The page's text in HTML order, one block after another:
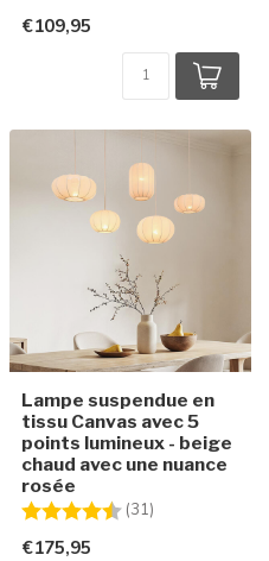
€109,95
Lampe suspendue en
tissu Canvas avec 5
points lumineux - beige
chaud avec une nuance
rosée
Note:
(31)
€175,95